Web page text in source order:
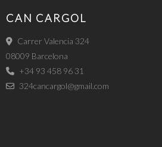
CAN CARGOL
Carrer Valencia 324
08009 Barcelona
+34 93 458 96 31
324cancargol@gmail.com